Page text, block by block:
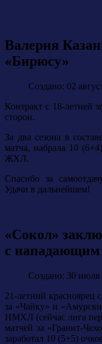
Валерия
«Бирюсу»
Создано: 02
Контракт с 18-летней
сторон.
За два сезона в
матча, набрала 10
ЖХЛ.
Спасибо за
Удачи в дальнейшем!
«Сокол»
с
Создано: 30 июля
21-летний красноярец
за «Чайку» и
НМХЛ (сейчас лига
матчей за «Гранит-
заработал 10 (5+5)